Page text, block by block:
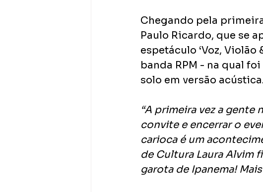
Chegando pela
Paulo Ricardo, que se
espetáculo ‘Voz,
banda RPM - na qual
solo em versão acústica.
“A primeira vez a
convite e encerrar o
carioca é um
de Cultura Laura Alvim
garota de Ipanema!